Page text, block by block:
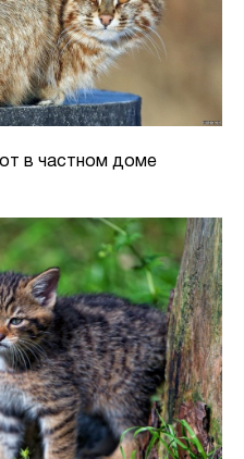
в частном доме